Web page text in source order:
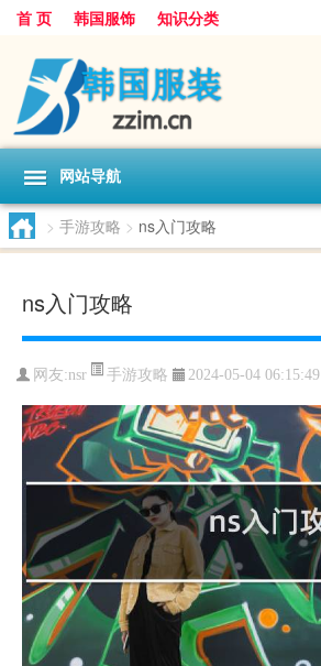
首 页 韩国服饰 知识分类
网站导航
> 手游攻略 > ns入门攻略
ns入门攻略
网友:nsr 手游攻略 2024-05-04 06:15:49